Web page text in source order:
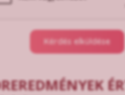
Kérdés elküldése